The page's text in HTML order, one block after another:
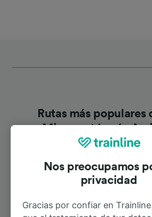
Rutas más populares
Mirecourt Lycée
Nos preocupamos
privacidad
Gracias por confiar en